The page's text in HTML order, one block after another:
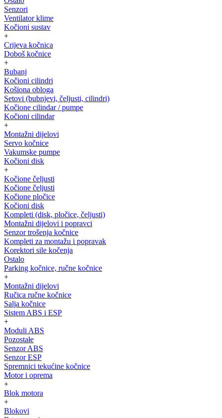
Senzori
Ventilator klime
Kočioni sustav
+
Crijeva kočnica
Doboš kočnice
+
Bubanj
Kočioni cilindri
Košiona obloga
Setovi (bubnjevi, čeljusti, cilindri)
Kočione cilindar / pumpe
Kočioni cilindar
+
Montažni dijelovi
Servo kočnice
Vakumske pumpe
Kočioni disk
+
Kočione čeljusti
Kočione čeljusti
Kočione pločice
Kočioni disk
Kompleti (disk, pločice, čeljusti)
Montažni dijelovi i popravci
Senzor trošenja kočnice
Kompleti za montažu i popravak
Korektori sile kočenja
Ostalo
Parking kočnice, ručne kočnice
+
Montažni dijelovi
Ručica ručne kočnice
Salja kočnice
Sistem ABS i ESP
+
Moduli ABS
Pozostałe
Senzor ABS
Senzor ESP
Spremnici tekućine kočnice
Motor i oprema
+
Blok motora
+
Blokovi